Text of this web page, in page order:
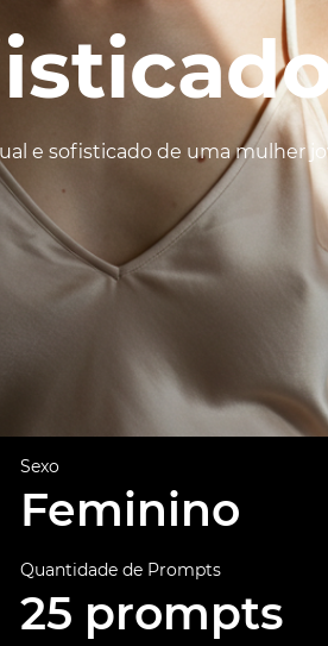
e sofisticado de uma mulher
Sexo
Feminino
Quantidade de Prompts
25 prompts